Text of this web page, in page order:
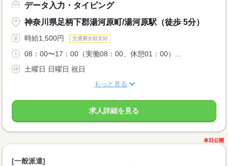
データ入力・タイピング
神奈川県足柄下郡湯河原町/湯河原駅（徒歩 5分）
時給1,500円 交通費全額支給
08：00〜17：00（実働08：00、休憩01：00）...
土曜日 日曜日 祝日
もっと見る
求人詳細を見る
本日公開
[一般派遣]